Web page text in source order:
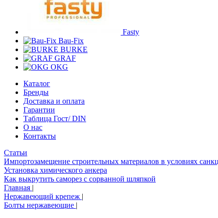
Fasty
Bau-Fix
BURKE
GRAF
OKG
Каталог
Бренды
Доставка и оплата
Гарантии
Таблица Гост/ DIN
О нас
Контакты
Статьи
Импортозамещение строительных материалов в условиях
Установка химического анкера
Как выкрутить саморез с сорванной шляпкой
Главная |
Нержавеющий крепеж |
Болты нержавеющие |